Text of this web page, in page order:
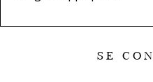
SE